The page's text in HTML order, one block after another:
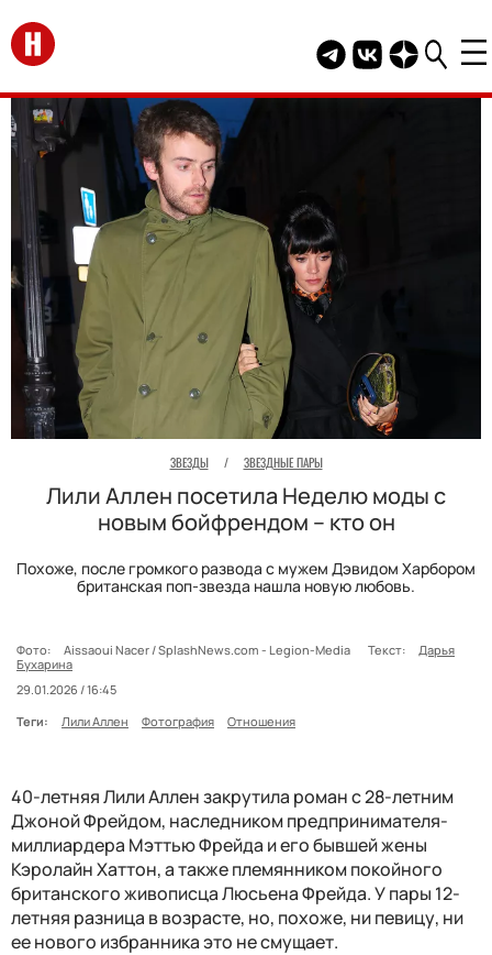
Перейти на главную
Telegram канал
Группа HELLO
Канал
ЗВЕЗДЫ / ЗВЕЗДНЫЕ ПАРЫ
Лили Аллен посетила Неделю моды с
новым бойфрендом – кто он
Похоже, после громкого развода с мужем Дэвидом Харбором
британская поп-звезда нашла новую любовь.
Фото: Aissaoui Nacer / SplashNews.com - Legion-Media Текст:
Дарья
Бухарина
29.01.2026 / 16:45
Теги:
Лили Аллен Фотография Отношения
40-летняя Лили Аллен закрутила роман с 28-летним
Джоной Фрейдом, наследником предпринимателя-
миллиардера Мэттью Фрейда и его бывшей жены
Кэролайн Хаттон, а также племянником покойного
британского живописца Люсьена Фрейда. У пары 12-
летняя разница в возрасте, но, похоже, ни певицу, ни
ее нового избранника это не смущает.